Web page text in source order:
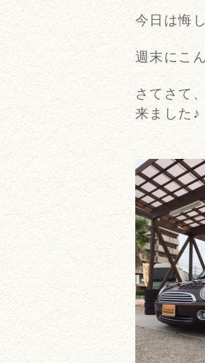
今日は悔
週末にこ
さてさて
来ました♪